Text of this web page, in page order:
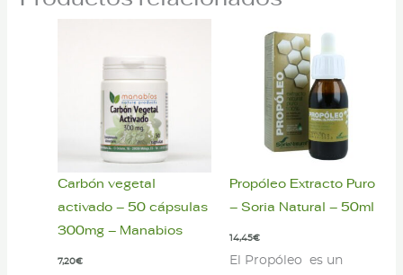
Carbón vegetal
activado – 50 cápsulas
300mg – Manabios
7,20€
Propóleo Extracto Puro
– Soria Natural – 50ml
14,45€
El Propóleo es un